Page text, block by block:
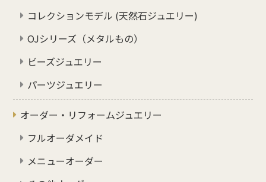
コレクションモデル (天然石ジュエリー)
OJシリーズ（メタルもの）
ビーズジュエリー
パーツジュエリー
オーダー・リフォームジュエリー
フルオーダメイド
メニューオーダー